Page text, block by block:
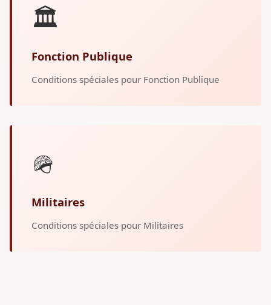
🏛️
Fonction Publique
Conditions spéciales pour Fonction Publique
🪖
Militaires
Conditions spéciales pour Militaires